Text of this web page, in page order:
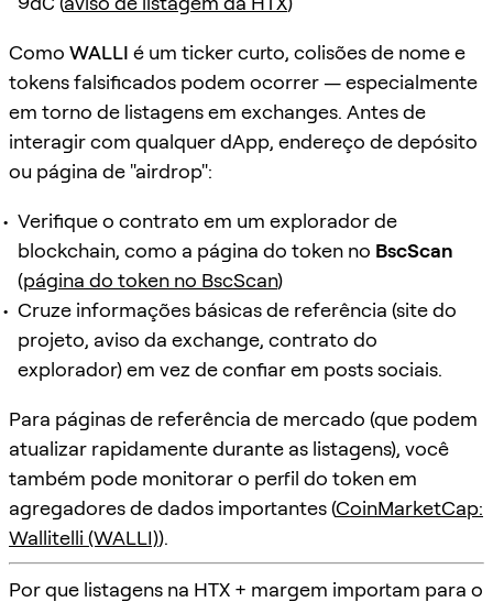
Como WALLI é um ticker curto, colisões de nome e
tokens falsificados podem ocorrer — especialmente
em torno de listagens em exchanges. Antes de
interagir com qualquer dApp, endereço de depósito
ou página de "airdrop":
Verifique o contrato em um explorador de
blockchain, como a página do token no BscScan
(página do token no BscScan)
Cruze informações básicas de referência (site do
projeto, aviso da exchange, contrato do
explorador) em vez de confiar em posts sociais.
Para páginas de referência de mercado (que podem
atualizar rapidamente durante as listagens), você
também pode monitorar o perfil do token em
agregadores de dados importantes (CoinMarketCap:
Wallitelli (WALLI)).
Por que listagens na HTX + margem importam para o